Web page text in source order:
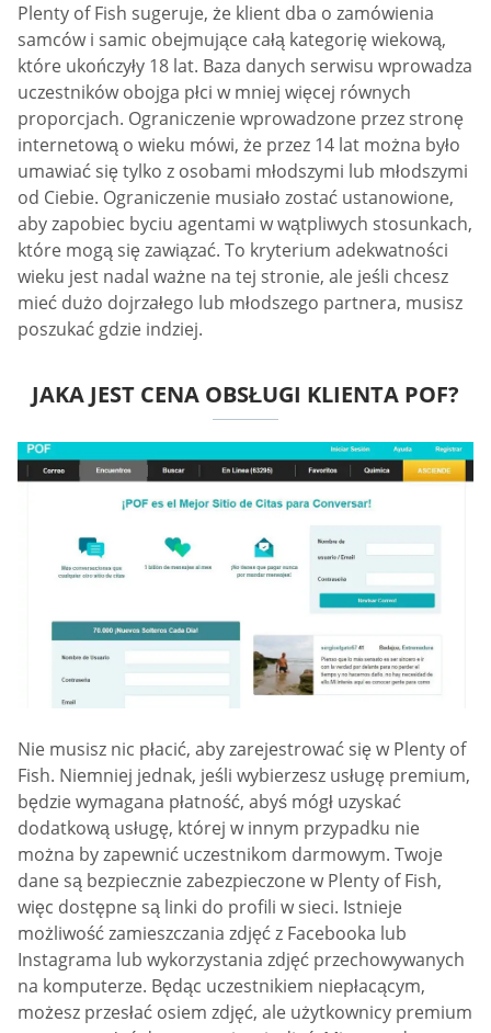
Plenty of Fish sugeruje, że klient dba o zamówienia
samców i samic obejmujące całą kategorię wiekową,
które ukończyły 18 lat. Baza danych serwisu wprowadza
uczestników obojga płci w mniej więcej równych
proporcjach. Ograniczenie wprowadzone przez stronę
internetową o wieku mówi, że przez 14 lat można było
umawiać się tylko z osobami młodszymi lub młodszymi
od Ciebie. Ograniczenie musiało zostać ustanowione,
aby zapobiec byciu agentami w wątpliwych stosunkach,
które mogą się zawiązać. To kryterium adekwatności
wieku jest nadal ważne na tej stronie, ale jeśli chcesz
mieć dużo dojrzałego lub młodszego partnera, musisz
poszukać gdzie indziej.
JAKA JEST CENA OBSŁUGI KLIENTA POF?
Nie musisz nic płacić, aby zarejestrować się w Plenty of
Fish. Niemniej jednak, jeśli wybierzesz usługę premium,
będzie wymagana płatność, abyś mógł uzyskać
dodatkową usługę, której w innym przypadku nie
można by zapewnić uczestnikom darmowym. Twoje
dane są bezpiecznie zabezpieczone w Plenty of Fish,
więc dostępne są linki do profili w sieci. Istnieje
możliwość zamieszczania zdjęć z Facebooka lub
Instagrama lub wykorzystania zdjęć przechowywanych
na komputerze. Będąc uczestnikiem niepłacącym,
możesz przesłać osiem zdjęć, ale użytkownicy premium